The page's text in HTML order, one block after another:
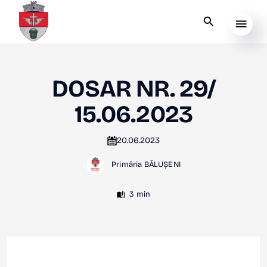
DOSAR NR. 29/
15.06.2023
20.06.2023
Primăria BĂLUȘENI
3 min